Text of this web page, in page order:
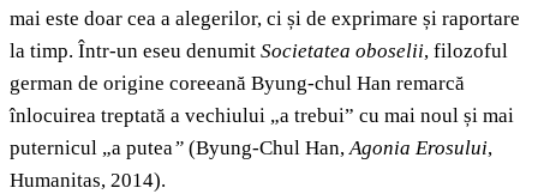
mai este doar cea a alegerilor, ci și de exprimare și raportare
la timp. Într-un eseu denumit Societatea oboselii, filozoful
german de origine coreeană Byung-chul Han remarcă
înlocuirea treptată a vechiului „a trebui” cu mai noul și mai
puternicul „a putea” (Byung-Chul Han,Agonia Erosului,
Humanitas, 2014).